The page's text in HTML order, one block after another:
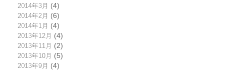
2014年3月 (4)
2014年2月 (6)
2014年1月 (4)
2013年12月 (4)
2013年11月 (2)
2013年10月 (5)
2013年9月 (4)